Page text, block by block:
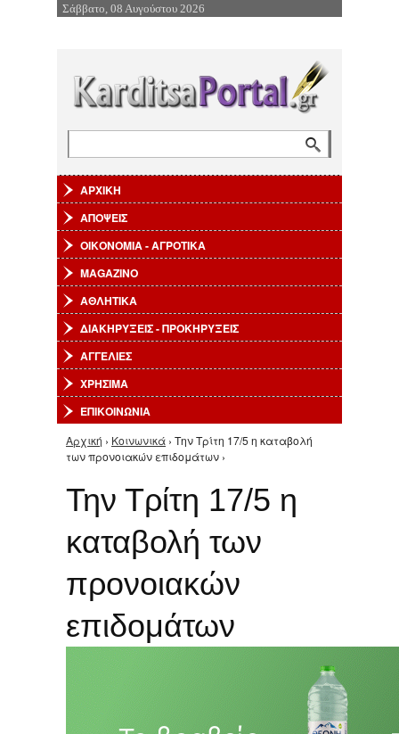
Επιστροφή στην Πλοήγηση
Σάββατο, 08 Αυγούστου 2026
ΑΡΧΙΚΗ
ΑΠΟΨΕΙΣ
ΟΙΚΟΝΟΜΙΑ - ΑΓΡΟΤΙΚΑ
MAGAZINO
ΑΘΛΗΤΙΚΑ
ΔΙΑΚΗΡΥΞΕΙΣ - ΠΡΟΚΗΡΥΞΕΙΣ
ΑΓΓΕΛΙΕΣ
ΧΡΗΣΙΜΑ
ΕΠΙΚΟΙΝΩΝΙΑ
Είστε εδώ
Αρχική › Κοινωνικά › Την Τρίτη 17/5 η καταβολή
των προνοιακών επιδομάτων ›
Την Τρίτη 17/5 η
καταβολή των
προνοιακών
επιδομάτων